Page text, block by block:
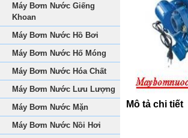
Máy Bơm Nước Giếng
Khoan
Máy Bơm Nước Hồ Bơi
Máy Bơm Nước Hố Móng
Máy Bơm Nước Hóa Chất
Máy Bơm Nước Lưu Lượng
Máy Bơm Nước Mặn
Máy Bơm Nước Nồi Hơi
Mô tả chi tiết